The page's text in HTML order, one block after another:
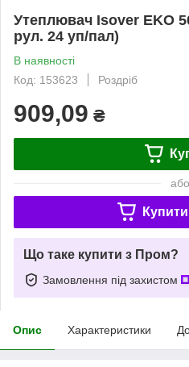
Утеплювач Isover EKO
рул. 24 уп/пал)
В наявності
Код: 153623
Роздріб
909,09 ₴
або
Що таке купити з Пром?
Замовлення під захистом
Опис Характеристики